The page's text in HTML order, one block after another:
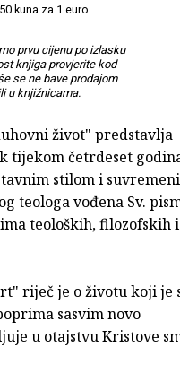
kuna za 1 euro
prvu cijenu po izlasku
knjiga provjerite kod
se ne bave prodajom
u knjižnicama.
život" predstavlja
tijekom četrdeset
stilom i
teologa vođena Sv.
teoloških, filozofskih i
riječ je o životu koji je
sasvim novo
u otajstvu Kristove